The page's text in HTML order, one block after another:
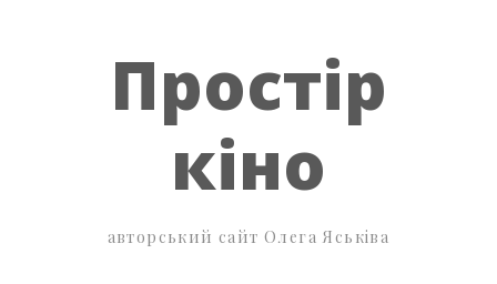
Простір
кіно
авторський сайт Олега Яськіва